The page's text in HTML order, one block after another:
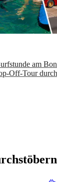
am
Off-Tour